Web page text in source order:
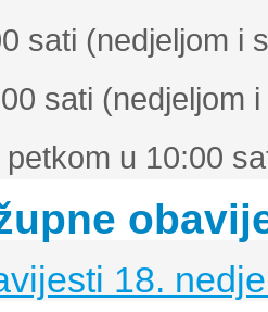
sati (nedjeljom i
sati (nedjeljom
petkom u 10:00
18.